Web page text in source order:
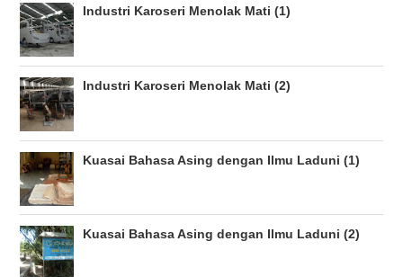
Industri Karoseri Menolak Mati (1)
Industri Karoseri Menolak Mati (2)
Kuasai Bahasa Asing dengan Ilmu Laduni (1)
Kuasai Bahasa Asing dengan Ilmu Laduni (2)